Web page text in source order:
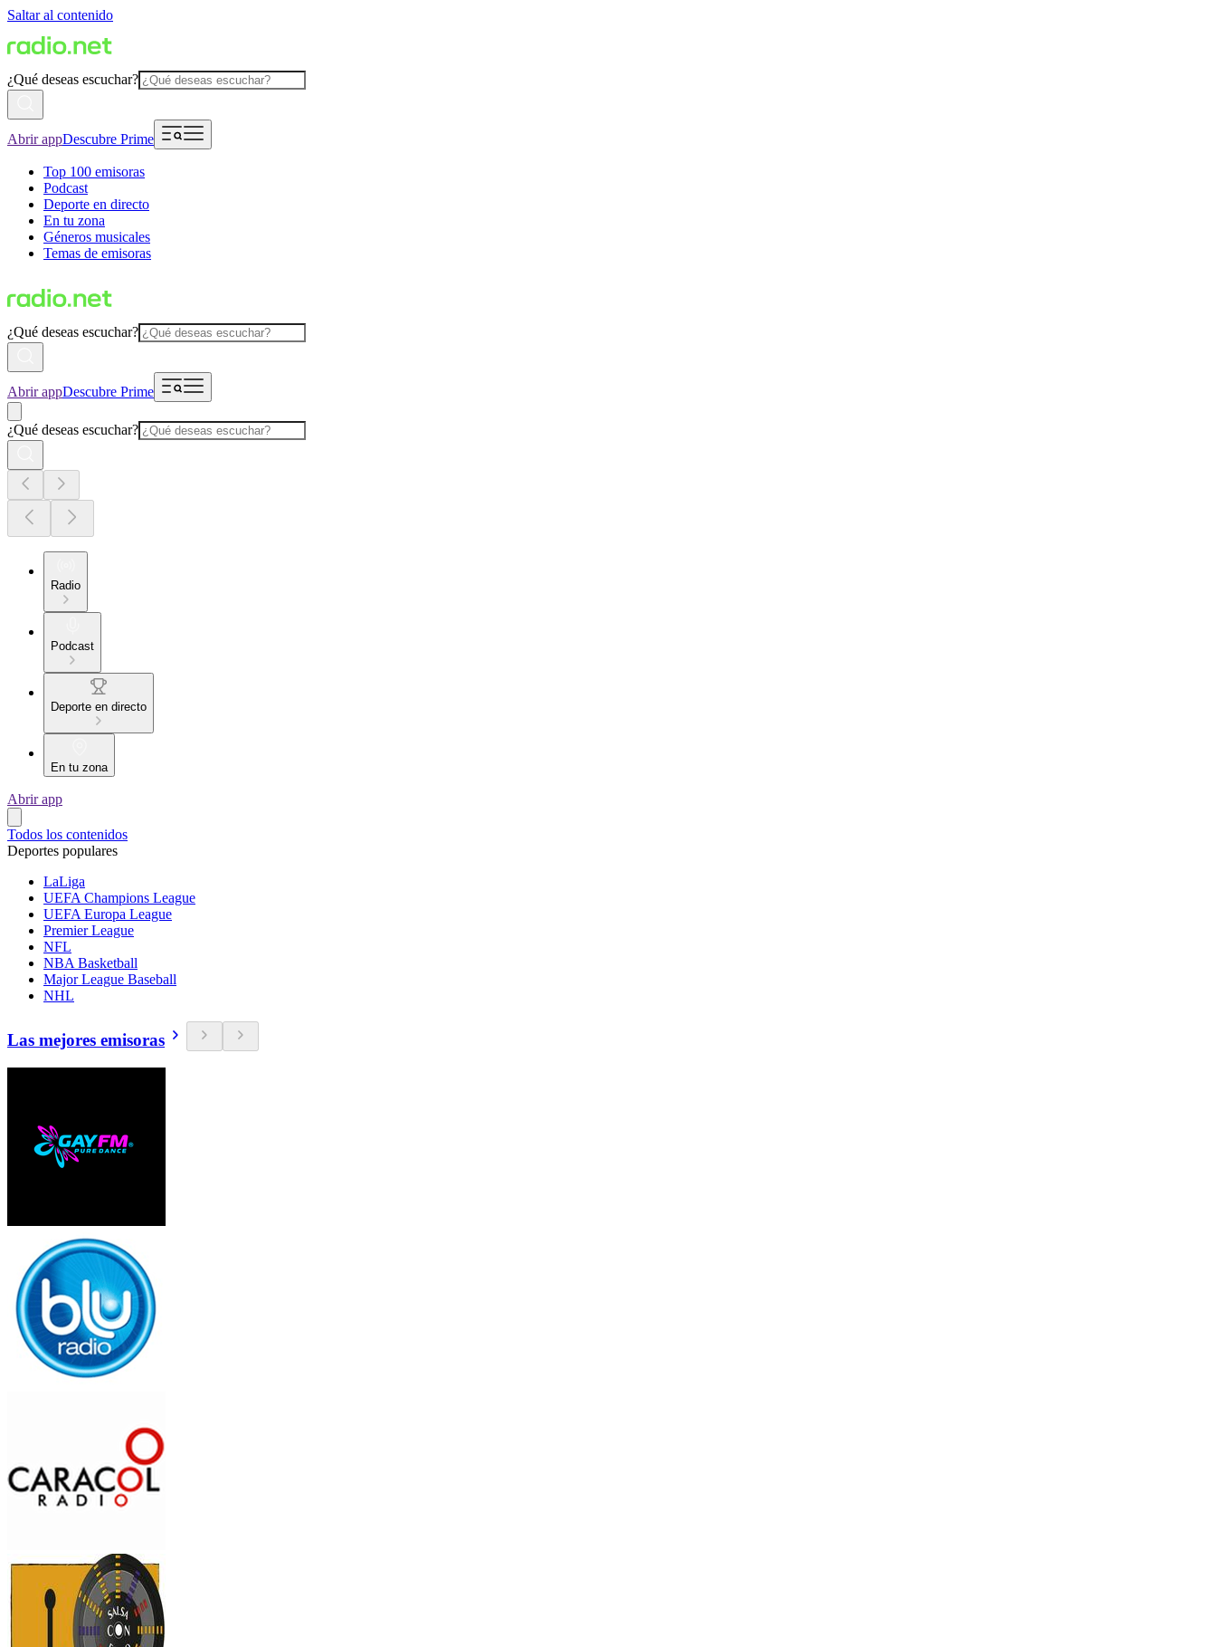
Saltar al contenido
¿Qué deseas escuchar?
Abrir appDescubre Prime
Top 100 emisoras
Podcast
Deporte en directo
En tu zona
Géneros musicales
Temas de emisoras
¿Qué deseas escuchar?
Abrir appDescubre Prime
¿Qué deseas escuchar?
Radio
Podcast
Deporte en directo
En tu zona
Abrir app
Todos los contenidos
Deportes populares
LaLiga
UEFA Champions League
UEFA Europa League
Premier League
NFL
NBA Basketball
Major League Baseball
NHL
Las mejores emisoras